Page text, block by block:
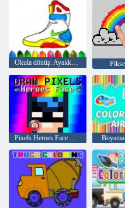
Okula dönüş: Ayakkabı boyama
Pixels Heroes Face Çizim